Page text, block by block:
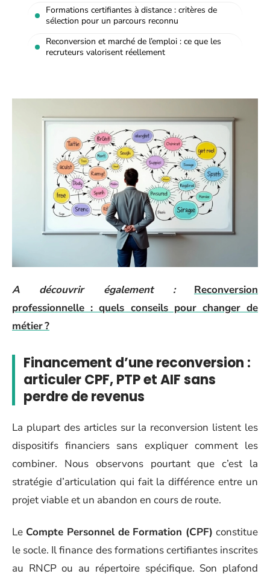
Formations certifiantes à distance : critères de
sélection pour un parcours reconnu
Reconversion et marché de l’emploi : ce que les
recruteurs valorisent réellement
A découvrir également :
Reconversion
professionnelle : quels conseils pour changer de
métier ?
Financement d’une reconversion :
articuler CPF, PTP et AIF sans
perdre de revenus
La plupart des articles sur la reconversion listent les
dispositifs financiers sans expliquer comment les
combiner. Nous observons pourtant que c’est la
stratégie d’articulation qui fait la différence entre un
projet viable et un abandon en cours de route.
Le Compte Personnel de Formation (CPF) constitue
le socle. Il finance des formations certifiantes inscrites
au RNCP ou au répertoire spécifique. Son plafond